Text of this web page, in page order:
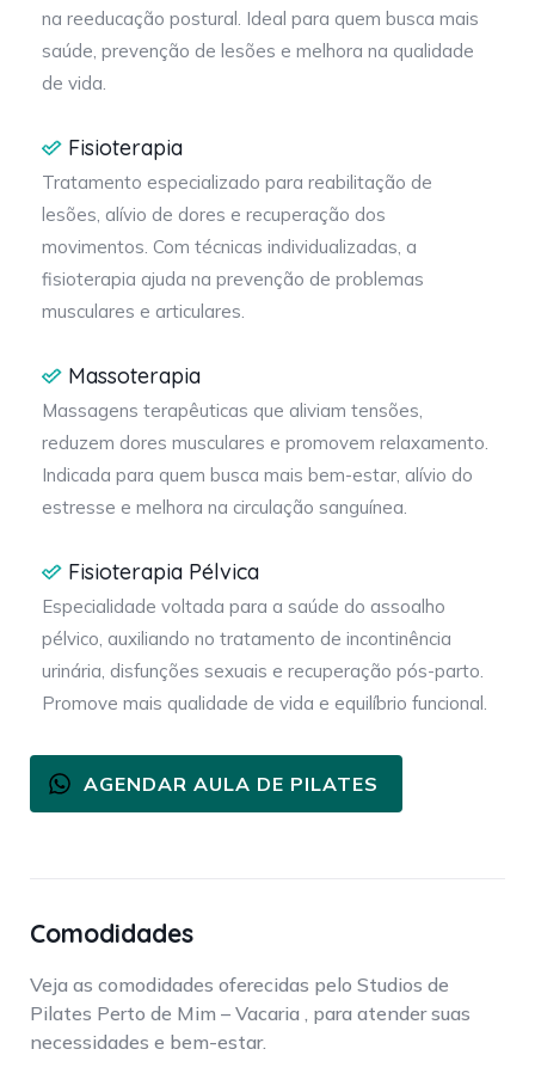
na reeducação postural. Ideal para quem busca mais
saúde, prevenção de lesões e melhora na qualidade
de vida.
Fisioterapia
Tratamento especializado para reabilitação de
lesões, alívio de dores e recuperação dos
movimentos. Com técnicas individualizadas, a
fisioterapia ajuda na prevenção de problemas
musculares e articulares.
Massoterapia
Massagens terapêuticas que aliviam tensões,
reduzem dores musculares e promovem relaxamento.
Indicada para quem busca mais bem-estar, alívio do
estresse e melhora na circulação sanguínea.
Fisioterapia Pélvica
Especialidade voltada para a saúde do assoalho
pélvico, auxiliando no tratamento de incontinência
urinária, disfunções sexuais e recuperação pós-parto.
Promove mais qualidade de vida e equilíbrio funcional.
AGENDAR AULA DE PILATES
Comodidades
Veja as comodidades oferecidas pelo Studios de
Pilates Perto de Mim – Vacaria , para atender suas
necessidades e bem-estar.